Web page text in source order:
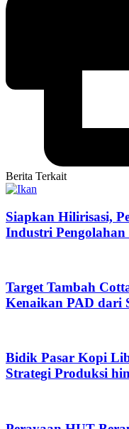
Berita Terkait
Siapkan Hilirisasi,
Industri
Target Tambah
Kenaikan PAD dari
Bidik Pasar Kopi
Strategi Produksi